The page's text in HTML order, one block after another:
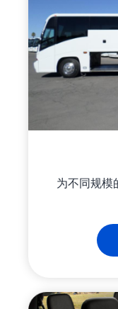
为不同规模